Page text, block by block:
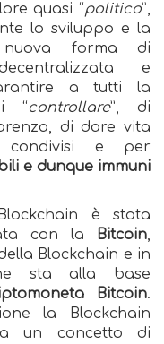
quasi “politico”,
lo sviluppo e la
nuova forma di
e
a tutti la
“controllare”, di
di dare vita
e per
e dunque immuni
è stata
con la Bitcoin,
Blockchain e in
sta alla base
Bitcoin.
la Blockchain
a un concetto di